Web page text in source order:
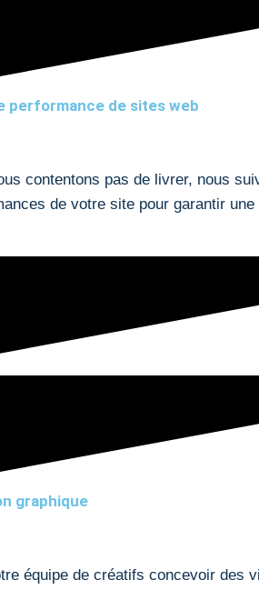
performance de sites web
contentons pas de livrer, nous
de votre site pour garantir
graphique
équipe de créatifs concevoir des